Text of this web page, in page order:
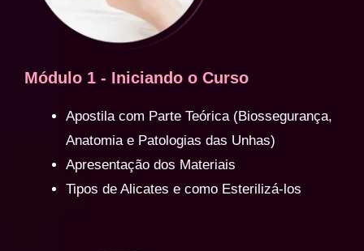
Módulo 1 - Iniciando o Curso
Apostila com Parte Teórica (Biossegurança,
Anatomia e Patologias das Unhas)
Apresentação dos Materiais
Tipos de Alicates e como Esterilizá-los